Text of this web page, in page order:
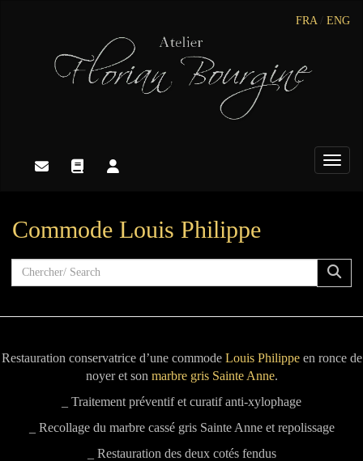
FRA/ ENG
Commode Louis Philippe
Restauration conservatrice d’une commode Louis Philippeen ronce de
noyer et son marbre gris Sainte Anne.
_ Traitement préventif et curatif anti-xylophage
_ Recollage du marbre cassé gris Sainte Anne et repolissage
_ Restauration des deux cotés fendus